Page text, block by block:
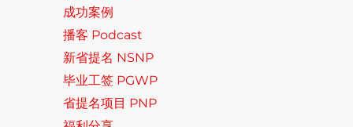
成功案例
播客 Podcast
新省提名 NSNP
毕业工签 PGWP
省提名项目 PNP